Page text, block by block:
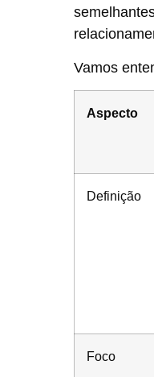
Vamos
Aspecto
Definição
Foco